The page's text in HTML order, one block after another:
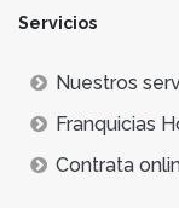
Servicios
Nuestros
Franquicias
Contrata